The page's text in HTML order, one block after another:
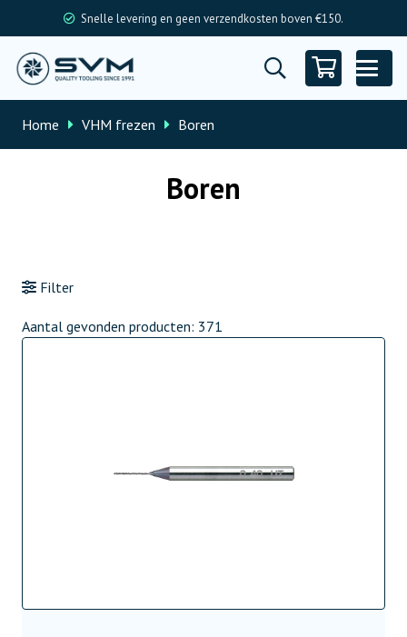
Snelle levering en geen verzendkosten boven €150.
Home VHM frezen Boren
Boren
Filter
Aantal gevonden producten: 371